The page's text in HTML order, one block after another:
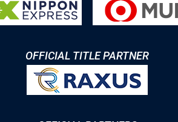
OFFICIAL TITLE PARTNER